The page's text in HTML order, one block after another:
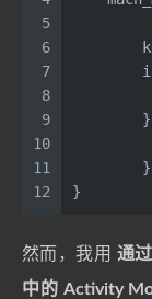
5
6
7
8
9
10
11
12
	}
}
然而，我用 通
中的 Activity